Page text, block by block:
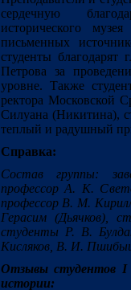
сердечную
исторического
письменных
студенты благодарят
Петрова за
уровне. Также
ректора Московской
Силуана (Никитина),
теплый и радушный
Справка:
Состав группы:
профессор А. К.
профессор В. М.
Герасим (Дьячков),
студенты Р. В.
Кисляков, В. И.
Отзывы студентов I
истории: